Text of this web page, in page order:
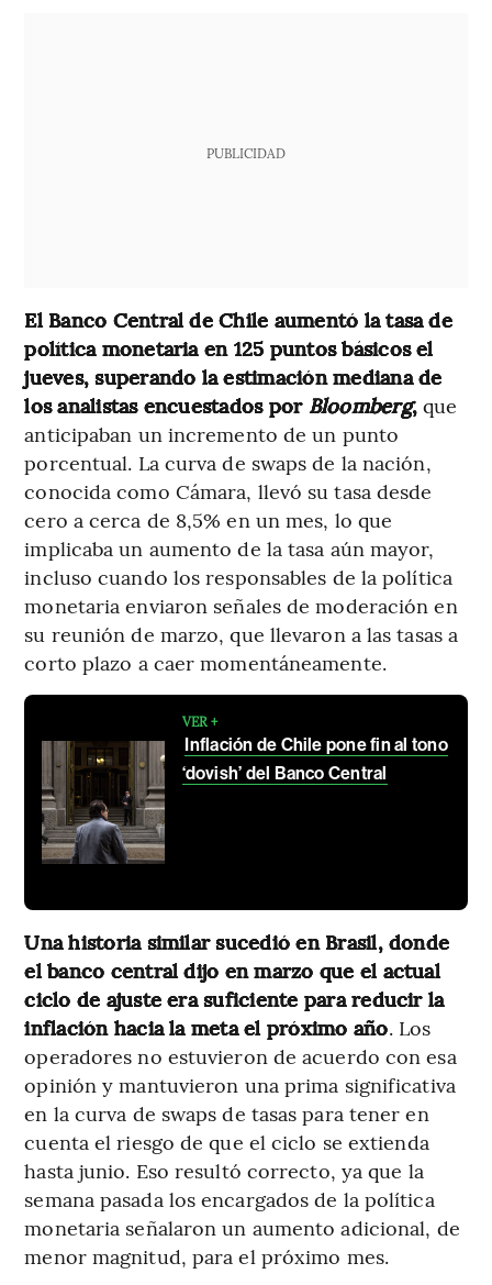
PUBLICIDAD
El Banco Central de Chile aumentó la tasa de
política monetaria en 125 puntos básicos el
jueves, superando la estimación mediana de
los analistas encuestados por Bloomberg,que
anticipaban un incremento de un punto
porcentual. La curva de swaps de la nación,
conocida como Cámara, llevó su tasa desde
cero a cerca de 8,5% en un mes, lo que
implicaba un aumento de la tasa aún mayor,
incluso cuando los responsables de la política
monetaria enviaron señales de moderación en
su reunión de marzo, que llevaron a las tasas a
corto plazo a caer momentáneamente.
VER +
Inflación de Chile pone fin al tono
‘dovish’ del Banco Central
Una historia similar sucedió en Brasil, donde
el banco central dijo en marzo que el actual
ciclo de ajuste era suficiente para reducir la
inflación hacia la meta el próximo año. Los
operadores no estuvieron de acuerdo con esa
opinión y mantuvieron una prima significativa
en la curva de swaps de tasas para tener en
cuenta el riesgo de que el ciclo se extienda
hasta junio. Eso resultó correcto, ya que la
semana pasada los encargados de la política
monetaria señalaron un aumento adicional, de
menor magnitud, para el próximo mes.